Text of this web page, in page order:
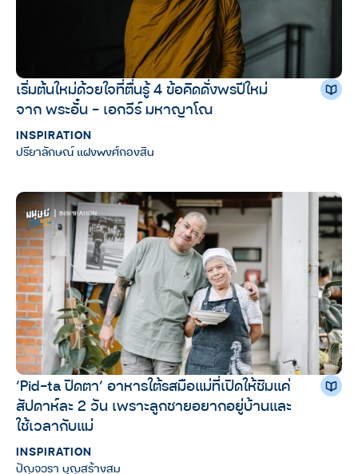
เริ่มต้นใหม่ด้วยใจที่ตื่นรู้ 4 ข้อคิดดั่งพรปีใหม่
จาก พระอั๋น – เอกวีร์ มหาญาโณ
INSPIRATION
ปรียาลักษณ์ แฝงพงศ์กองสิน
‘Pid-ta ปิดตา’ อาหารใต้รสมือแม่ที่เปิดให้ชิมแค่
สัปดาห์ละ 2 วัน เพราะลูกชายอยากอยู่บ้านและ
ใช้เวลากับแม่
INSPIRATION
ปัญจวรา บุญสร้างสม